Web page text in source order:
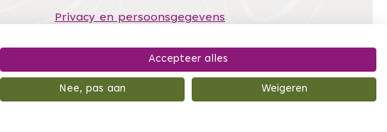
Accepteer alles
Nee, pas aan Weigeren
Privacy en persoonsgegevens
Toegankelijkheidsverklaring